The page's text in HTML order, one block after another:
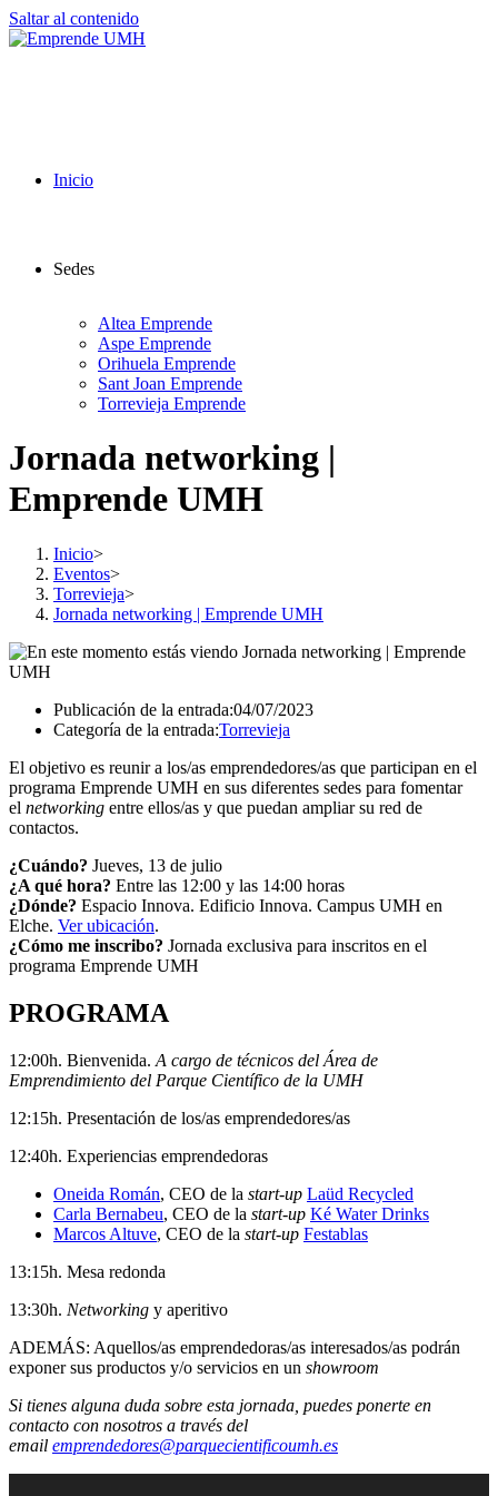
Saltar al contenido
Inicio
Sedes
Altea Emprende
Aspe Emprende
Orihuela Emprende
Sant Joan Emprende
Torrevieja Emprende
Jornada networking |
Emprende UMH
Inicio>
Eventos>
Torrevieja>
Jornada networking | Emprende UMH
Publicación de la entrada:04/07/2023
Categoría de la entrada:Torrevieja
El objetivo es reunir a los/as emprendedores/as que participan en el
programa Emprende UMH en sus diferentes sedes para fomentar
el networking entre ellos/as y que puedan ampliar su red de
contactos.
¿Cuándo? Jueves, 13 de julio
¿A qué hora? Entre las 12:00 y las 14:00 horas
¿Dónde? Espacio Innova. Edificio Innova. Campus UMH en
Elche. Ver ubicación.
¿Cómo me inscribo? Jornada exclusiva para inscritos en el
programa Emprende UMH
PROGRAMA
12:00h. Bienvenida. A cargo de técnicos del Área de
Emprendimiento del Parque Científico de la UMH
12:15h. Presentación de los/as emprendedores/as
12:40h. Experiencias emprendedoras
Oneida Román, CEO de la start-up Laüd Recycled
Carla Bernabeu, CEO de la start-up Ké Water Drinks
Marcos Altuve, CEO de la start-up Festablas
13:15h. Mesa redonda
13:30h. Networking y aperitivo
ADEMÁS: Aquellos/as emprendedoras/as interesados/as podrán
exponer sus productos y/o servicios en un showroom
Si tienes alguna duda sobre esta jornada, puedes ponerte en
contacto con nosotros a través del
email emprendedores@parquecientificoumh.es